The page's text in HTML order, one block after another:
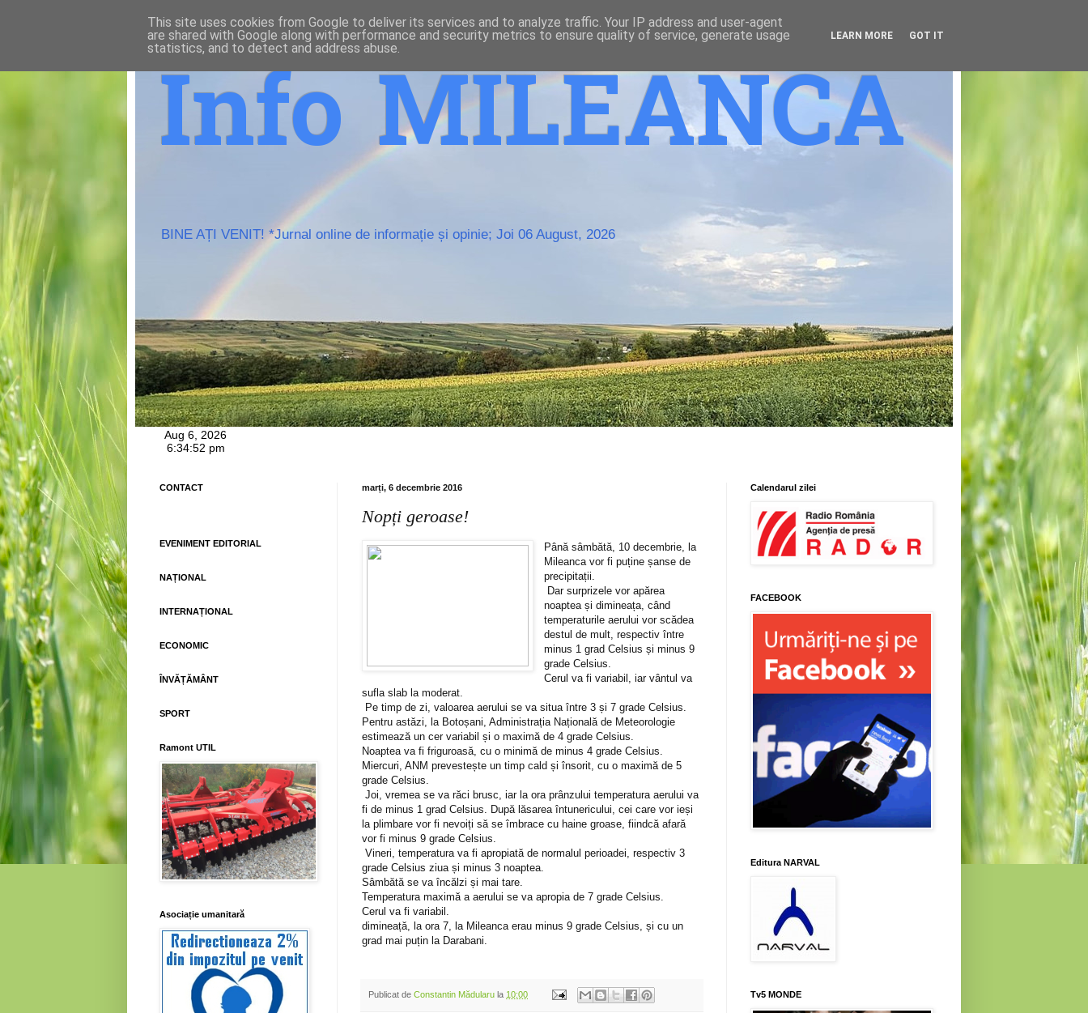
Info MILEANCA
BINE AȚI VENIT! *Jurnal online de informație și opinie; Joi 06 August, 2026
marți, 6 decembrie 2016
Nopți geroase!
Până sâmbătă, 10 decembrie, la
Mileanca vor fi puține șanse de
precipitații.
Dar surprizele vor apărea
noaptea și dimineața, când
temperaturile aerului vor scădea
destul de mult, respectiv între
minus 1 grad Celsius și minus 9
grade Celsius.
Cerul va fi variabil, iar vântul va
sufla slab la moderat.
Pe timp de zi, valoarea aerului se va situa între 3 și 7 grade Celsius.
Pentru astăzi, la Botoșani, Administrația Națională de Meteorologie
estimează un cer variabil și o maximă de 4 grade Celsius.
Noaptea va fi friguroasă, cu o minimă de minus 4 grade Celsius.
Miercuri, ANM prevestește un timp cald și însorit, cu o maximă de 5
grade Celsius.
Joi, vremea se va răci brusc, iar la ora prânzului temperatura aerului va
fi de minus 1 grad Celsius. După lăsarea întunericului, cei care vor ieși
la plimbare vor fi nevoiți să se îmbrace cu haine groase, fiindcă afară
vor fi minus 9 grade Celsius.
Vineri, temperatura va fi apropiată de normalul perioadei, respectiv 3
grade Celsius ziua și minus 3 noaptea.
Sâmbătă se va încălzi și mai tare.
Temperatura maximă a aerului se va apropia de 7 grade Celsius.
Cerul va fi variabil.
dimineață, la ora 7, la Mileanca erau minus 9 grade Celsius, și cu un
grad mai puțin la Darabani.
Publicat de Constantin Mădularu la 10:00
CONTACT
EVENIMENT EDITORIAL
NAȚIONAL
INTERNAȚIONAL
ECONOMIC
ÎNVĂȚĂMÂNT
SPORT
Ramont UTIL
Asociație umanitară
Calendarul zilei
FACEBOOK
Editura NARVAL
Tv5 MONDE
This site uses cookies from Google to deliver its services and to analyze traffic. Your IP address and user-agent
are shared with Google along with performance and security metrics to ensure quality of service, generate usage
statistics, and to detect and address abuse.
LEARN MORE GOT IT